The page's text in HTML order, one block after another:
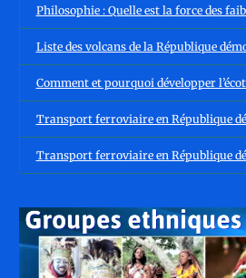
Philosophie : Quelle est la force des
Liste des volcans de la République
Comment et pourquoi développer
Transport ferroviaire en République
Transport ferroviaire en République